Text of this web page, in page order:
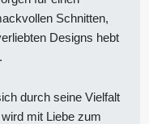
Schnitten,
Designs hebt
durch seine Vielfalt
mit Liebe zum